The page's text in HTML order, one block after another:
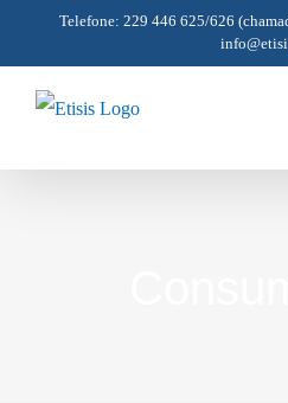
content
Telefone: 229 446 625/626